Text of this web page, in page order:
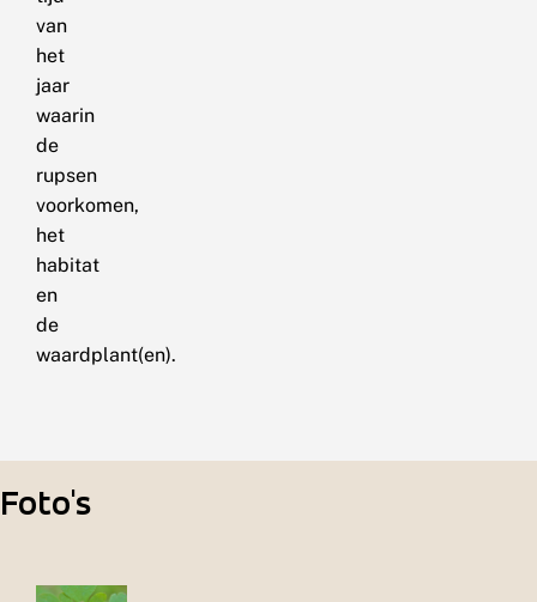
van
het
jaar
waarin
de
rupsen
voorkomen,
het
habitat
en
de
waardplant(en).
Foto's